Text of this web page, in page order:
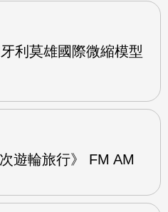
利莫雄國際微縮模型
遊輪旅行》 FM AM